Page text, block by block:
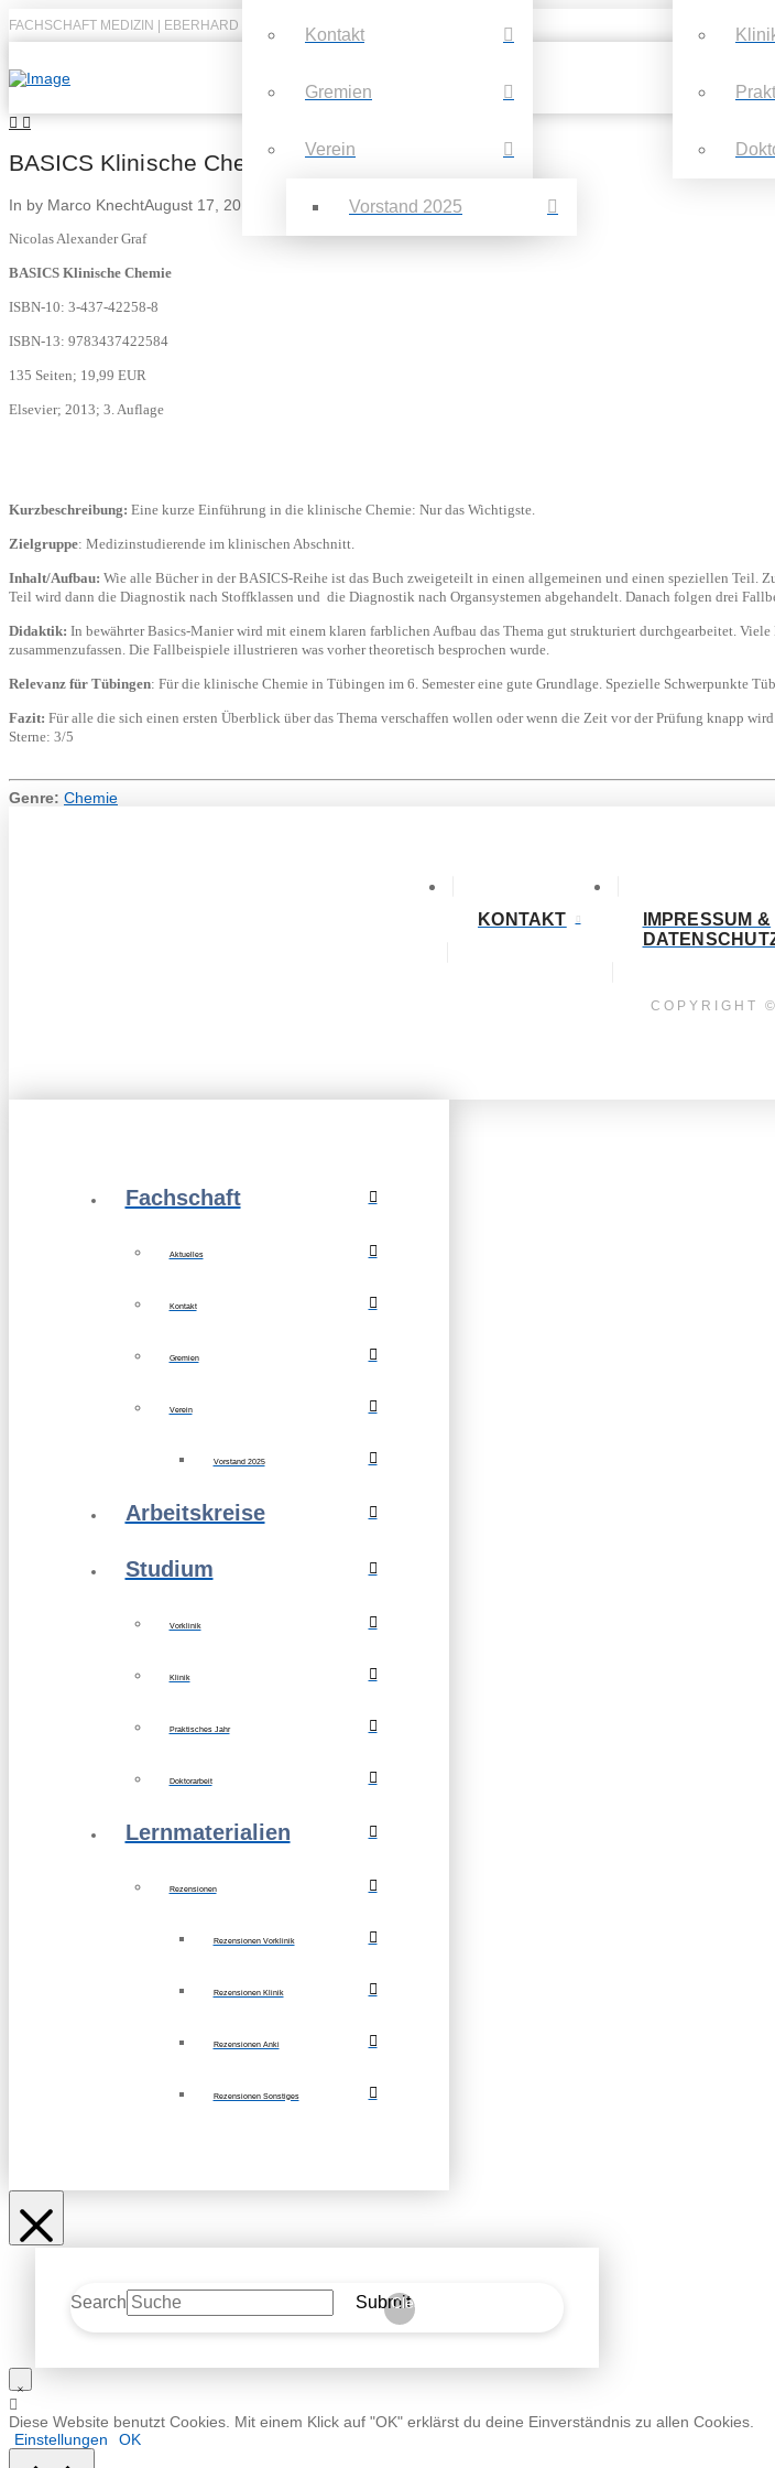
FACHSCHAFT MEDIZIN | EBERHARD KARLS UNIVERSITÄT TÜBINGEN
Kontakt
Gremien
Verein
Vorstand 2025
BASICS Klinische Chemie
In by Marco KnechtAugust 17, 2014
Nicolas Alexander Graf
BASICS Klinische Chemie
ISBN-10: 3-437-42258-8
ISBN-13: 9783437422584
135 Seiten; 19,99 EUR
Elsevier; 2013; 3. Auflage
Kurzbeschreibung: Eine kurze Einführung in die klinische Chemie: Nur das Wichtigste.
Zielgruppe: Medizinstudierende im klinischen Abschnitt.
Inhalt/Aufbau: Wie alle Bücher in der BASICS-Reihe ist das Buch zweigeteilt in einen allgemeinen und einen speziellen Teil.
Teil wird dann die Diagnostik nach Stoffklassen und die Diagnostik nach Organsystemen abgehandelt. Danach folgen drei
Didaktik: In bewährter Basics-Manier wird mit einem klaren farblichen Aufbau das Thema gut strukturiert durchgearbeitet.
zusammenzufassen. Die Fallbeispiele illustrieren was vorher theoretisch besprochen wurde.
Relevanz für Tübingen: Für die klinische Chemie in Tübingen im 6. Semester eine gute Grundlage. Spezielle Schwerpunkte
Fazit: Für alle die sich einen ersten Überblick über das Thema verschaffen wollen oder wenn die Zeit vor der Prüfung knapp wird
Sterne: 3/5
Genre: Chemie
KONTAKT
IMPRESSUM &
COPYRIGHT
Fachschaft
Aktuelles
Kontakt
Gremien
Verein
Vorstand 2025
Arbeitskreise
Studium
Vorklinik
Klinik
Praktisches Jahr
Doktorarbeit
Lernmaterialien
Rezensionen
Rezensionen Vorklinik
Rezensionen Klinik
Rezensionen Anki
Rezensionen Sonstiges
Search Submit
Clear
Diese Website benutzt Cookies. Mit einem Klick auf "OK" erklärst du deine Einverständnis zu allen Cookies.
Einstellungen
OK